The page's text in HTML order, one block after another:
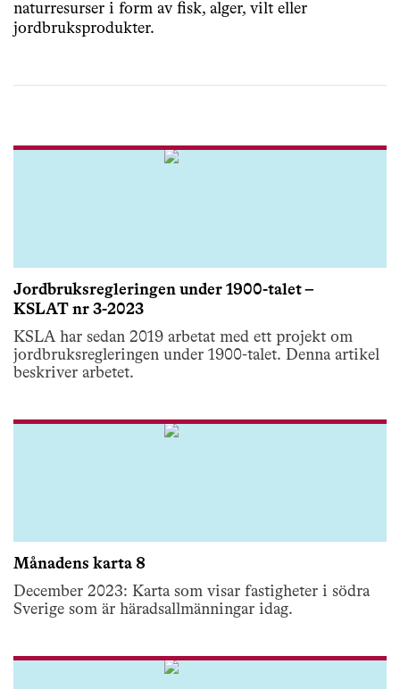
naturresurser i form av fisk, alger, vilt eller
jordbruksprodukter.
Jordbruksregleringen under 1900-talet –
KSLAT nr 3-2023
KSLA har sedan 2019 arbetat med ett projekt om
jordbruksregleringen under 1900-talet. Denna artikel
beskriver arbetet.
Månadens karta 8
December 2023: Karta som visar fastigheter i södra
Sverige som är häradsallmänningar idag.